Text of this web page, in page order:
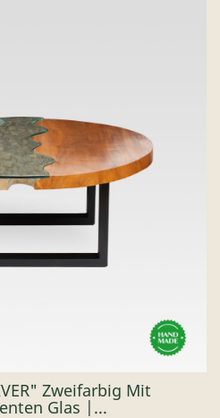
Zweifarbig Mit
Glas |...